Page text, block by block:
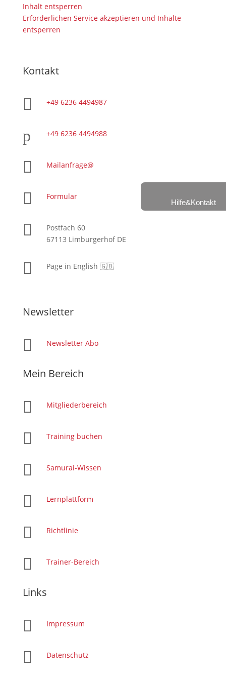
Inhalt entsperren
Erforderlichen Service akzeptieren und Inhalte
entsperren
Kontakt
 +49 6236 4494987
p +49 6236 4494988
 Mailanfrage@
 Formular

Postfach 60
67113 Limburgerhof DE
 Page in English 🇬🇧
Newsletter
 Newsletter Abo
Mein Bereich
 Mitgliederbereich
 Training buchen
 Samurai-Wissen
 Lernplattform
 Richtlinie
 Trainer-Bereich
Links
 Impressum
 Datenschutz
Hilfe&Kontakt